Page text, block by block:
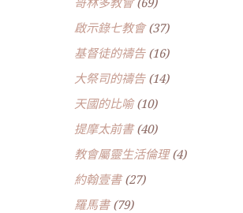
啟示錄七教會(37)
基督徒的禱告(16)
大祭司的禱告(14)
天國的比喻(10)
提摩太前書(40)
教會屬靈生活倫理(4)
約翰壹書(27)
羅馬書(79)